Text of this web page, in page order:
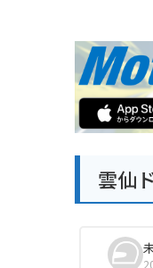
雲仙